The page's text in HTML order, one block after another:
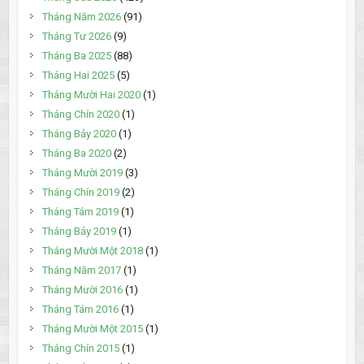
Tháng Năm 2026(91)
Tháng Tư 2026(9)
Tháng Ba 2025(88)
Tháng Hai 2025(5)
Tháng Mười Hai 2020(1)
Tháng Chín 2020(1)
Tháng Bảy 2020(1)
Tháng Ba 2020(2)
Tháng Mười 2019(3)
Tháng Chín 2019(2)
Tháng Tám 2019(1)
Tháng Bảy 2019(1)
Tháng Mười Một 2018(1)
Tháng Năm 2017(1)
Tháng Mười 2016(1)
Tháng Tám 2016(1)
Tháng Mười Một 2015(1)
Tháng Chín 2015(1)